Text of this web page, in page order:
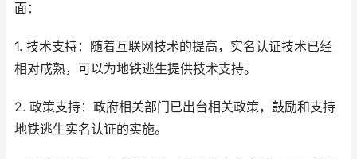
面：
1. 技术支持：随着互联网技术的提高，实名认证技术已经
相对成熟，可以为地铁逃生提供技术支持。
2. 政策支持：政府相关部门已出台相关政策，鼓励和支持
地铁逃生实名认证的实施。